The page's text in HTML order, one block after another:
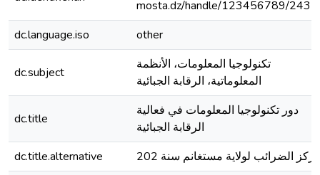
mosta.dz/handle/123456789/
dc.language.iso
other
dc.subject
تكنولوجيا المعلومات، الأنظمة
المعلوماتية، الرقابة الجبائية
dc.title
دور تكنولوجيا المعلومات في فعالية
الرقابة الجبائية
dc.title.alternative
الضرائب لولاية مستغانم سنة 202